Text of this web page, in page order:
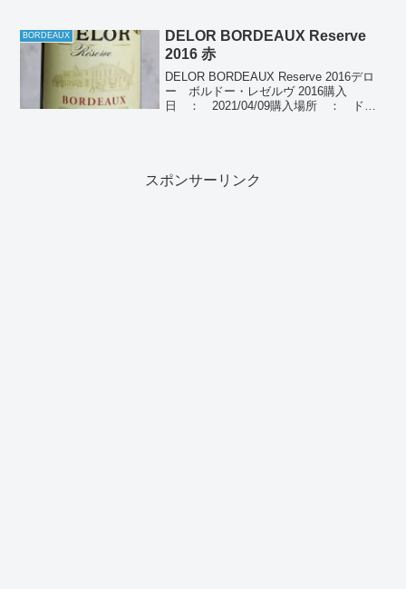
BORDEAUX
DELOR BORDEAUX Reserve
2016 赤
DELOR BORDEAUX Reserve 2016デロ
ー ボルドー・レゼルヴ 2016購入
日 ： 2021/04/09購入場所 ： ド
スポンサーリンク